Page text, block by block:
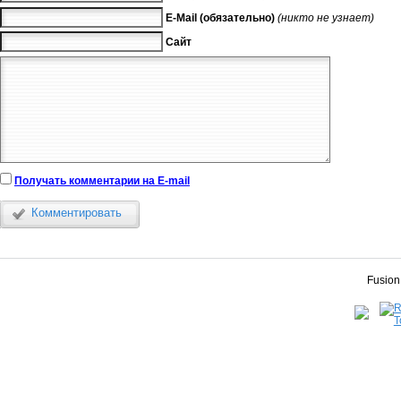
E-Mail (обязательно) (никто не узнает)
Сайт
Получать комментарии на E-mail
Комментировать